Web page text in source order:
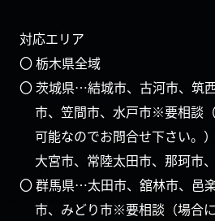
対応エリア
〇 栃木県全域
〇 茨城県…結城市、古河市、筑
市、笠間市、水戸市※要相談
可能なのでお問合せ下さい。
大宮市、常陸太田市、那珂市
〇 群馬県…太田市、舘林市、邑
市、みどり市※要相談（場合